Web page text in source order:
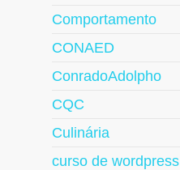
Comportamento
CONAED
ConradoAdolpho
CQC
Culinária
curso de wordpress